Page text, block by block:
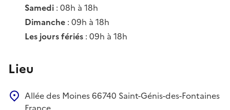
Samedi : 08h à 18h
Dimanche : 09h à 18h
Les jours fériés : 09h à 18h
Lieu
Allée des Moines66740 Saint-Génis-des-Fontaines